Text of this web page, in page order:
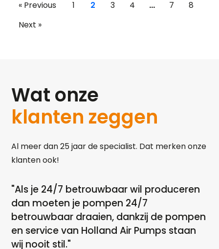
« Previous 1 2 3 4 … 7
8
Next »
Wat onze
klanten zeggen
Al meer dan 25 jaar de specialist. Dat merken onze
klanten ook!
"Als je 24/7 betrouwbaar wil produceren
dan moeten je pompen 24/7
betrouwbaar draaien, dankzij de pompen
en service van Holland Air Pumps staan
wij nooit stil."